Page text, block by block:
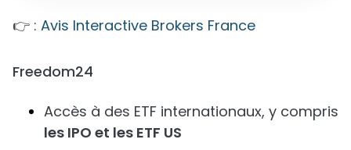
👉 : Avis Interactive Brokers France
Freedom24
Accès à des ETF internationaux, y compris
les IPO et les ETF US